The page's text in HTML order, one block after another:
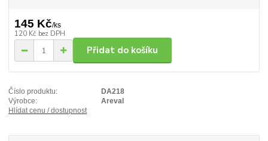
145 Kč/ks
120 Kč bez DPH
Přidat do košíku
Číslo produktu:
DA218
Výrobce:
Areval
Hlídat cenu / dostupnost